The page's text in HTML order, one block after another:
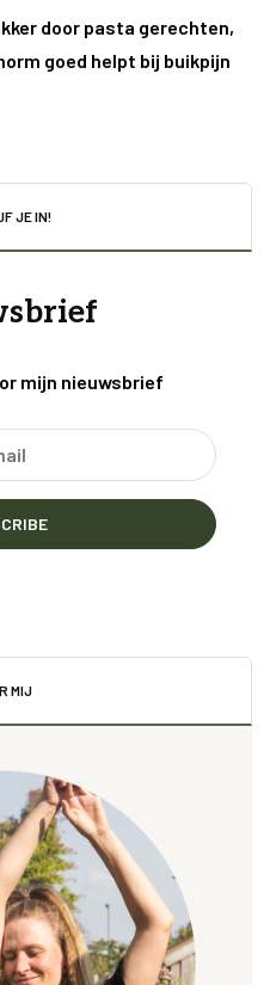
door pasta gerechten,
goed helpt bij buikpijn
JE IN!
mijn nieuwsbrief
MIJ